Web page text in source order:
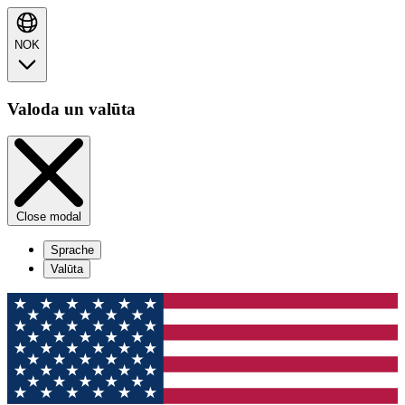
NOK
Valoda un valūta
Close modal
Sprache
Valūta